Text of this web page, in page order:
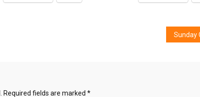
Required fields are marked *